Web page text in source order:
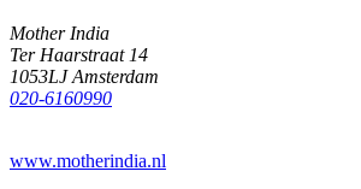
Mother India
Ter Haarstraat 14
1053LJ Amsterdam
020-6160990
www.motherindia.nl